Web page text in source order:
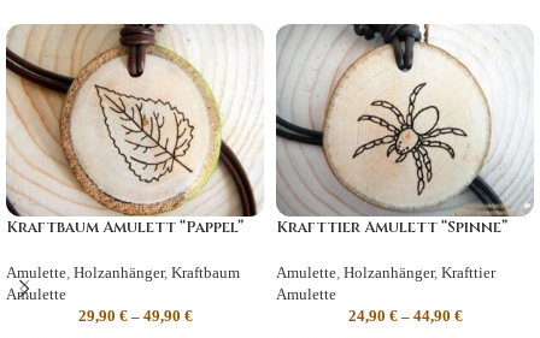
Kraftbaum Amulett “Pappel”
Amulette, Holzanhänger, Kraftbaum
Amulette
29,90 €– 49,90 €
Krafttier Amulett “Spinne”
Amulette, Holzanhänger, Krafttier
Amulette
24,90 €– 44,90 €